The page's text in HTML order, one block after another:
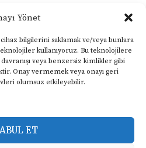
Yönet
bilgilerini saklamak ve/veya bunlara
kullanıyoruz. Bu teknolojilere
veya benzersiz kimlikler gibi
Onay vermemek veya onayı geri
olumsuz etkileyebilir.
ET